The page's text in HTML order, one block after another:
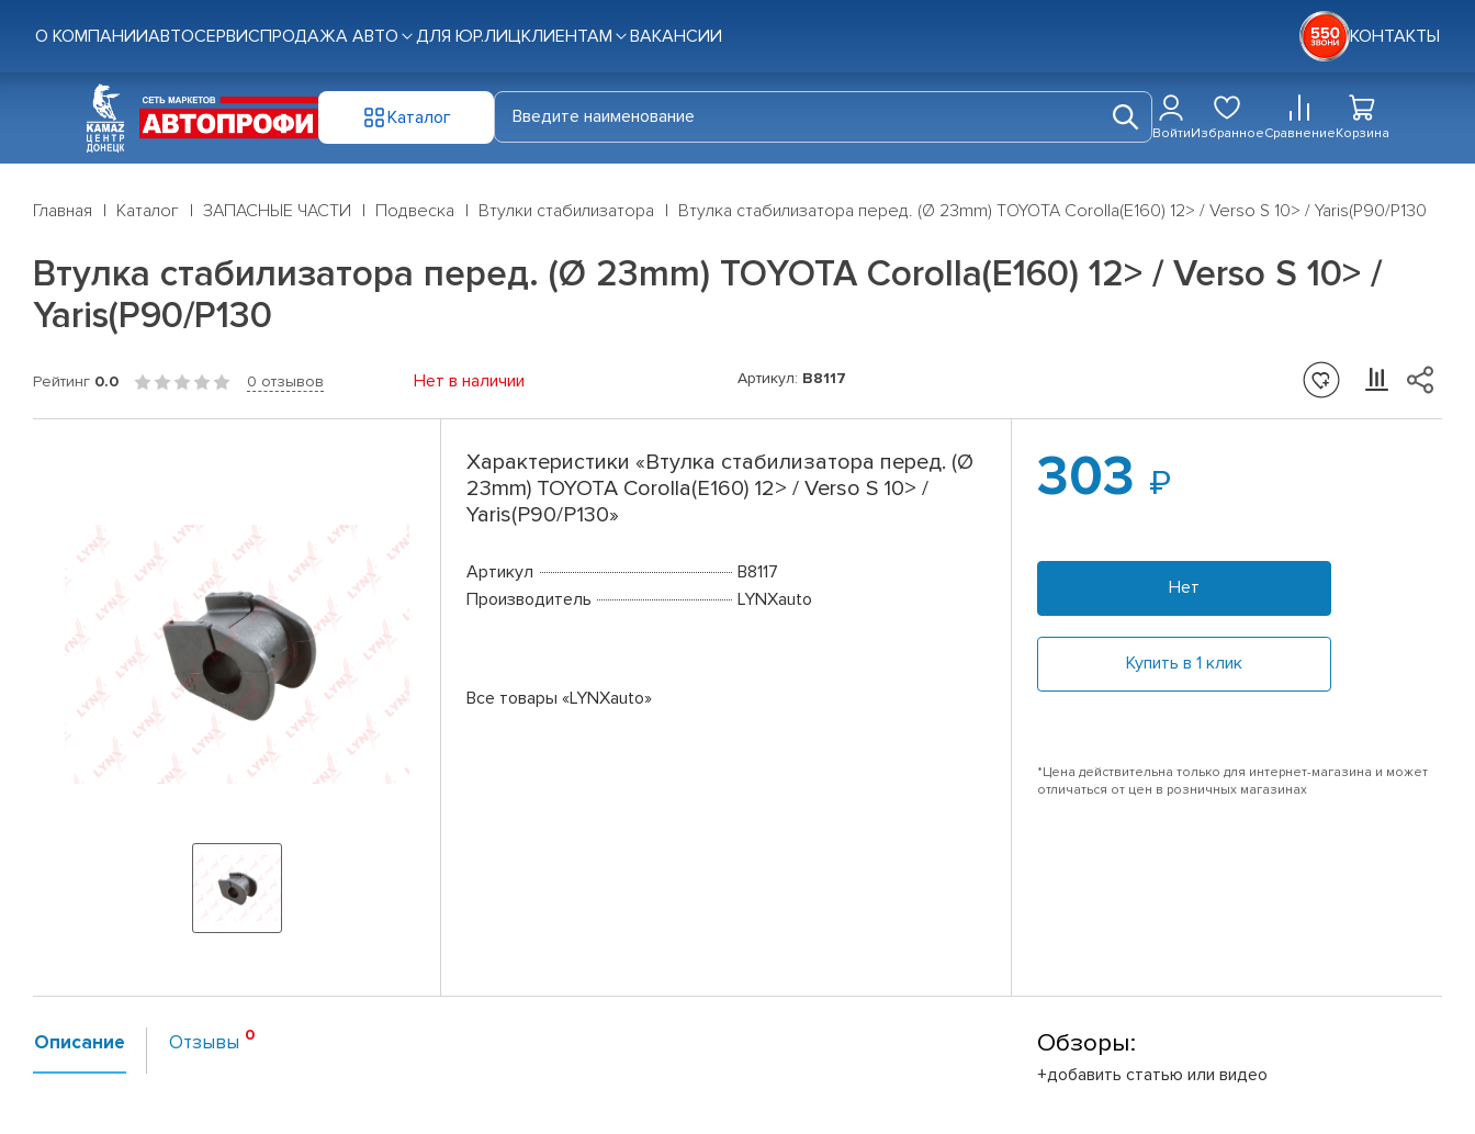
О КОМПАНИИАВТОСЕРВИСПРОДАЖА АВТО ДЛЯ ЮР.ЛИЦКЛИЕНТАМ ВАКАНСИИ КОНТАКТЫ
Каталог
ВойтиИзбранноеСравнениеКорзина
Главная Каталог ЗАПАСНЫЕ ЧАСТИ Подвеска Втулки стабилизатора Втулка стабилизатора перед. (Ø 23mm) TOYOTA Corolla(E160) 12> / Verso S 10> / Yaris(P90/P130
Втулка стабилизатора перед. (Ø 23mm) TOYOTA Corolla(E160) 12> / Verso S 10> /
Yaris(P90/P130
Рейтинг 0.0 0 отзывов Нет в наличии Артикул: B8117
Характеристики «Втулка стабилизатора перед. (Ø
23mm) TOYOTA Corolla(E160) 12> / Verso S 10> /
Yaris(P90/P130»
Артикул
B8117
Производитель
LYNXauto
Все товары «LYNXauto»
303
Нет
Купить в 1 клик
*Цена действительна только для интернет-магазина и может
отличаться от цен в розничных магазинах
Описание Отзывы Обзоры:
+добавить статью или видео